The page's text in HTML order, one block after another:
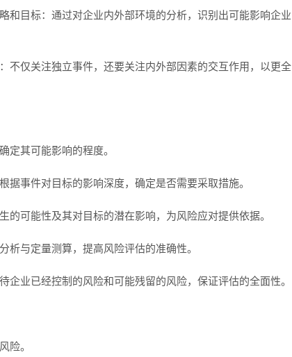
和目标：通过对企业内外部环境的分析，识别出可能影响企业
不仅关注独立事件，还要关注内外部因素的交互作用，以更全
定其可能影响的程度。
据事件对目标的影响深度，确定是否需要采取措施。
的可能性及其对目标的潜在影响，为风险应对提供依据。
析与定量测算，提高风险评估的准确性。
企业已经控制的风险和可能残留的风险，保证评估的全面性。
险。